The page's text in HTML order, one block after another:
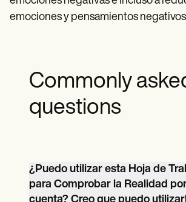
emociones y pensamientos
Commonly
questions
¿Puedo utilizar esta Hoja de
para Comprobar la Realidad
cuenta? Creo que puedo